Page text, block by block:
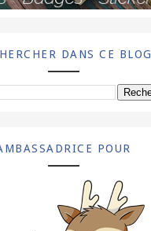
DANS CE BLOG
POUR